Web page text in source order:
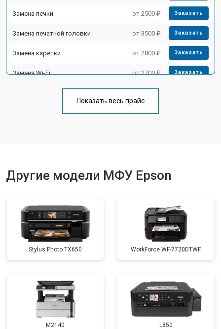
Замена печки от 2500 ₽ Заказать
Замена печатной головки от 3500 ₽ Заказать
Замена каретки от 2800 ₽ Заказать
Замена Wi-Fi от 2700 ₽ Заказать
от 3500 ₽
Показать весь прайс
Другие модели МФУ Epson
Stylus Photo TX650 WorkForce WF-7720DTWF
M2140 L850